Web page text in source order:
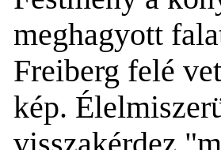
meghagyott
Freiberg felé
kép.